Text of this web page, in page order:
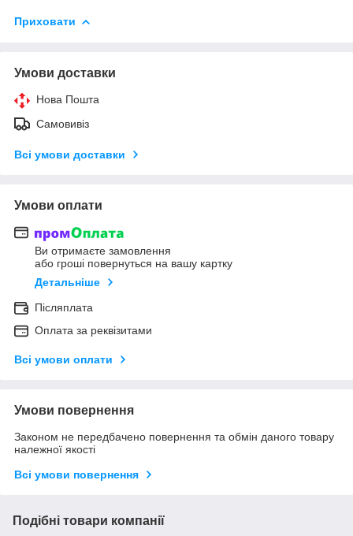
Приховати
Умови доставки
Нова Пошта
Самовивіз
Всі умови доставки
Умови оплати
Ви отримаєте замовлення
або гроші повернуться на вашу картку
Детальніше
Післяплата
Оплата за реквізитами
Всі умови оплати
Умови повернення
Законом не передбачено повернення та обмін даного товару
належної якості
Всі умови повернення
Подібні товари компанії